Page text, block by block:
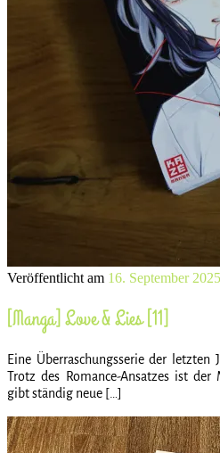
Veröffentlicht am 16. September 2025
[Manga] Love & Lies [11]
Eine Überraschungsserie der
Trotz des Romance-Ansatzes ist der
gibt ständig neue […]